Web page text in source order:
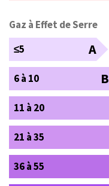
Gaz à Effet de Serre
≤5
A
6 à 10 B
11 à 20
21 à 35
36 à 55